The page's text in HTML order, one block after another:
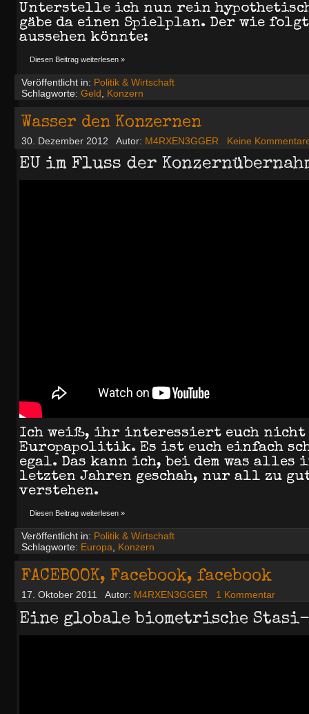
Unterstelle ich nun rein
gäbe da einen Spielplan. Der wie folgt
aussehen könnte:
Diesen Beitrag weiterlesen »
Veröffentlicht in: Politik & Wirtschaft
Schlagworte: Geld Konzern
Wasser den Konzernen
30. Dezember 2012 Autor: M4RXEN3GGER Keine
EU im Fluss der
Ich weiß, ihr interessiert euch
Europapolitik. Es ist euch einfach
egal. Das kann ich, bei dem was alles
letzten Jahren geschah, nur all zu
verstehen.
Diesen Beitrag weiterlesen »
Veröffentlicht in: Politik & Wirtschaft
Schlagworte: Europa Konzern
FACEBOOK, Facebook, facebook
17. Oktober 2011 Autor: M4RXEN3GGER 1 Kommentar
Eine globale biometrische Stasi-